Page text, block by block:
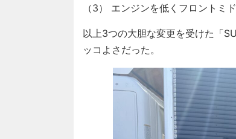
（3） エンジンを低くフロントミ
以上3つの大胆な変更を受けた「
ッコよさだった。